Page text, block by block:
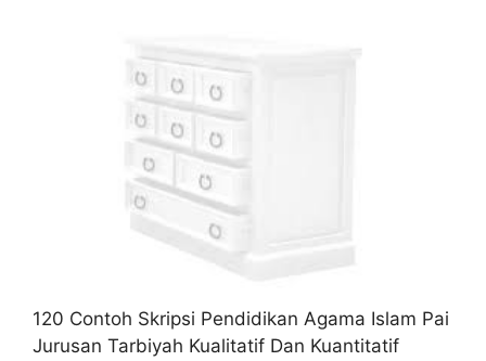
120 Contoh Skripsi Pendidikan Agama Islam Pai
Jurusan Tarbiyah Kualitatif Dan Kuantitatif